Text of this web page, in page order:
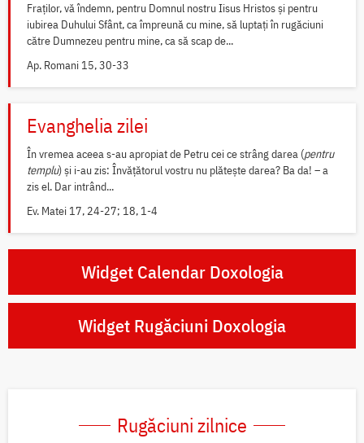
Fraților, vă îndemn, pentru Domnul nostru Iisus Hristos și pentru
iubirea Duhului Sfânt, ca împreună cu mine, să luptați în rugăciuni
către Dumnezeu pentru mine, ca să scap de...
Ap. Romani 15, 30-33
Evanghelia zilei
În vremea aceea s-au apropiat de Petru cei ce strâng darea (pentru
templu) și i-au zis: Învățătorul vostru nu plătește darea? Ba da! – a
zis el. Dar intrând...
Ev. Matei 17, 24-27; 18, 1-4
Widget Calendar Doxologia
Widget Rugăciuni Doxologia
Rugăciuni zilnice